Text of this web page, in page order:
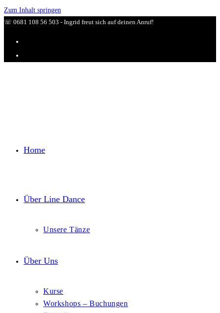
Zum Inhalt springen
☏ 0681 108 56 503 - Ingrid freut sich auf deinen Anruf!
Home
Über Line Dance
Unsere Tänze
Über Uns
Kurse
Workshops – Buchungen